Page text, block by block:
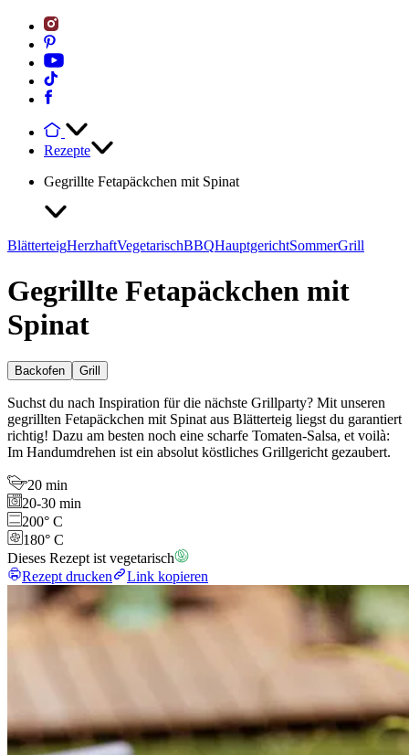
Rezepte
Gegrillte Fetapäckchen mit Spinat
BlätterteigHerzhaftVegetarischBBQHauptgerichtSommerGrill
Gegrillte Fetapäckchen mit
Spinat
Backofen Grill
Suchst du nach Inspiration für die nächste Grillparty? Mit unseren
gegrillten Fetapäckchen mit Spinat aus Blätterteig liegst du garantiert
richtig! Dazu am besten noch eine scharfe Tomaten-Salsa, et voilà:
Im Handumdrehen ist ein absolut köstliches Grillgericht gezaubert.
20 min
20-30 min
200° C
180° C
Dieses Rezept ist vegetarisch
Rezept drucken
Link kopieren